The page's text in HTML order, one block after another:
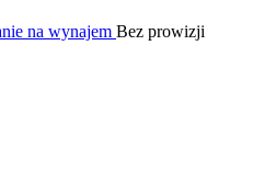
Bez prowizji